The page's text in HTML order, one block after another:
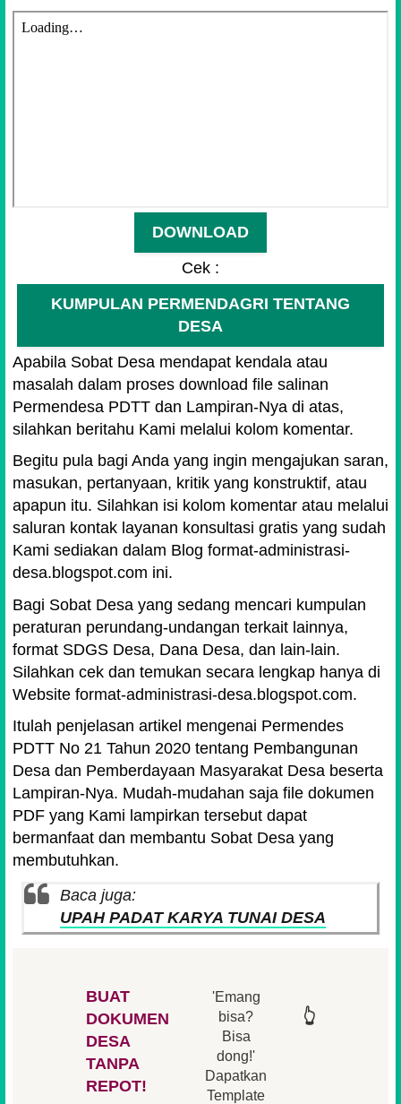
DOWNLOAD
Cek :
KUMPULAN PERMENDAGRI TENTANG
DESA
Apabila Sobat Desa mendapat kendala atau
masalah dalam proses download file salinan
Permendesa PDTT dan Lampiran-Nya di atas,
silahkan beritahu Kami melalui kolom komentar.
Begitu pula bagi Anda yang ingin mengajukan saran,
masukan, pertanyaan, kritik yang konstruktif, atau
apapun itu. Silahkan isi kolom komentar atau melalui
saluran kontak layanan konsultasi gratis yang sudah
Kami sediakan dalam Blog format-administrasi-
desa.blogspot.com ini.
Bagi Sobat Desa yang sedang mencari kumpulan
peraturan perundang-undangan terkait lainnya,
format SDGS Desa, Dana Desa, dan lain-lain.
Silahkan cek dan temukan secara lengkap hanya di
Website format-administrasi-desa.blogspot.com.
Itulah penjelasan artikel mengenai Permendes
PDTT No 21 Tahun 2020 tentang Pembangunan
Desa dan Pemberdayaan Masyarakat Desa beserta
Lampiran-Nya. Mudah-mudahan saja file dokumen
PDF yang Kami lampirkan tersebut dapat
bermanfaat dan membantu Sobat Desa yang
membutuhkan.
Baca juga:
UPAH PADAT KARYA TUNAI DESA
BUAT
DOKUMEN
DESA
TANPA
REPOT!
'Emang
bisa?
Bisa
dong!'
Dapatkan
Template
👆